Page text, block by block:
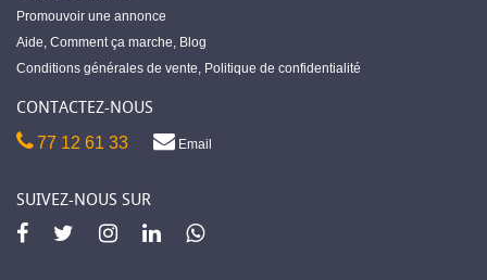
Promouvoir une annonce
Aide, Comment ça marche, Blog
Conditions générales de vente, Politique de confidentialité
CONTACTEZ-NOUS
77 12 61 33 Email
SUIVEZ-NOUS SUR